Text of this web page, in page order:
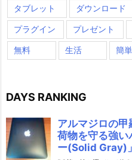
タブレット ダウンロード
プラグイン プレゼント
無料 生活 簡単
DAYS RANKING